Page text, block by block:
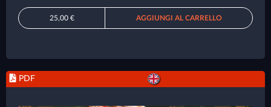
25,00 € AGGIUNGI AL CARRELLO
PDF